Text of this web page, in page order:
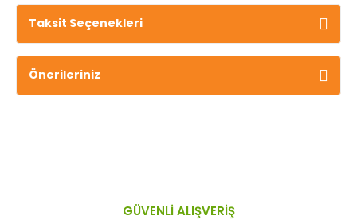
Taksit Seçenekleri
Önerileriniz
GÜVENLİ ALIŞVERİŞ